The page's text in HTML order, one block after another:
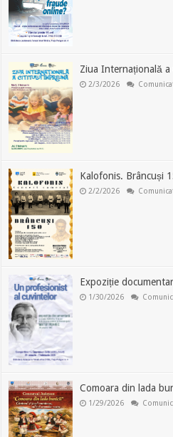
Ziua Internațională
2/3/2026
Kalofonis. Brâncuși
2/2/2026
Expoziție
1/30/2026
Comoara din lada
1/29/2026